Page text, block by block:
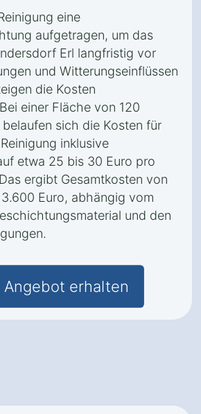
eine
aufgetragen, um das
Erl langfristig vor
und Witterungseinflüssen
die Kosten
einer Fläche von 120
sich die Kosten für
inklusive
etwa 25 bis 30 Euro pro
ergibt Gesamtkosten von
Euro, abhängig vom
und den
erhalten